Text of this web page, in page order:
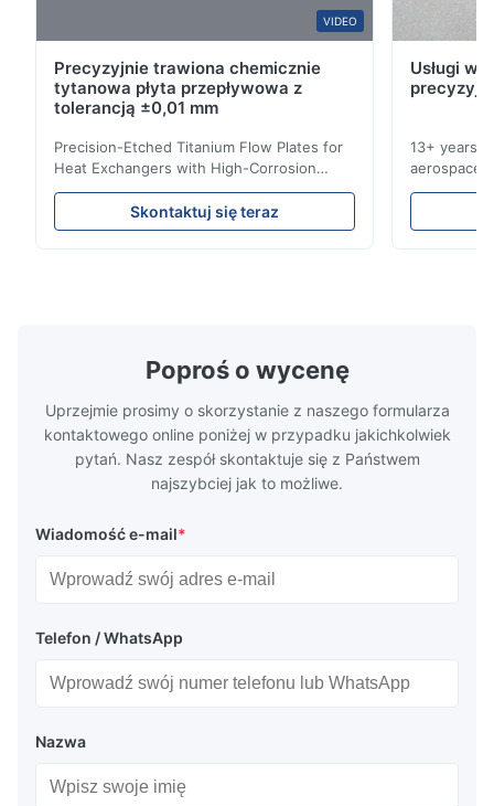
VIDEO
Precyzyjnie trawiona chemicznie
tytanowa płyta przepływowa z
tolerancją ±0,01 mm
Precision-Etched Titanium Flow Plates for
Heat Exchangers with High-Corrosion
Resistance Flow Plate Overview Xinhaisen
Technology specializes in manufacturing
high-precision chemically etched flow
distribution in production processes. Flow
Plate Features Complex, Burr
Skontaktuj się teraz
Usługi
13+ years
aerospace,
instant
Poproś o wycenę
Uprzejmie prosimy o skorzystanie z naszego formularza
kontaktowego online poniżej w przypadku jakichkolwiek
pytań. Nasz zespół skontaktuje się z Państwem
najszybciej jak to możliwe.
Wiadomość e-mail*
Telefon / WhatsApp
Nazwa